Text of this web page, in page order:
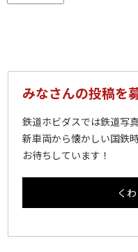
みなさんの投稿を
鉄道ホビダスでは鉄道写
新車両から懐かしい国鉄
お待ちしています！
く